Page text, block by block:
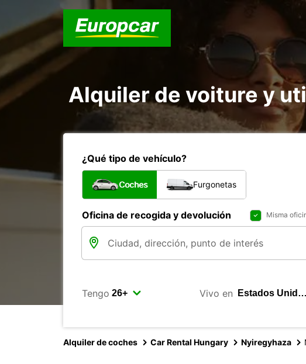
Alquiler de voiture y
¿Qué tipo de vehículo?
Coches Furgonetas
Oficina de recogida y devolución Misma
Tengo Vivo en
Alquiler de coches Car Rental Hungary Nyiregyhaza